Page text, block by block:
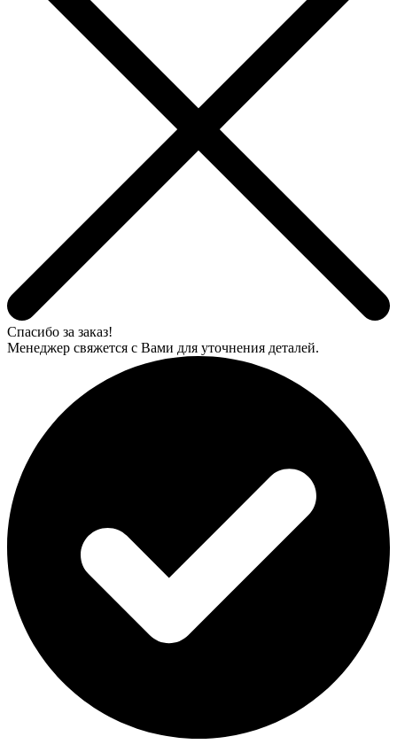
Спасибо за заказ!
Менеджер свяжется с Вами для уточнения деталей.